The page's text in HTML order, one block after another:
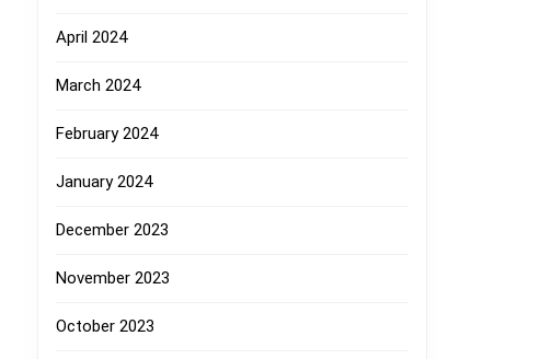
April 2024
March 2024
February 2024
January 2024
December 2023
November 2023
October 2023